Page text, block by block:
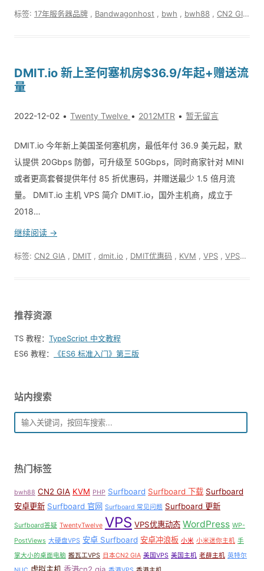
标签: 17年服务器品牌 Bandwagonhost bwh bwh88 CN2 GIA ,
DMIT.io 新上圣何塞机房$36.9/年起+赠送流
量
2022-12-02 Twenty Twelve 2012MTR 暂无留言
DMIT.io 今年新上美国圣何塞机房，最低年付 36.9 美元起，默
认提供 20Gbps 防御，可升级至 50Gbps，同时商家针对 MINI
或者更高套餐提供年付 85 折优惠码，并赠送最少 1.5 倍月流
量。 DMIT.io 主机 VPS 简介 DMIT.io，国外主机商，成立于
2018…
继续阅读 →
标签: CN2 GIA DMIT dmit.io DMIT优惠码 KVM VPS VPS优惠动态
推荐资源
TS 教程： TypeScript 中文教程
ES6 教程：
《ES6 标准入门》第三版
站内搜索
热门标签
bwh88 CN2 GIA KVM PHP Surfboard Surfboard 下载 Surfboard
安卓更新 Surfboard 官网 Surfboard 常见问题 Surfboard 更新
Surfboard答疑 TwentyTwelve VPS VPS优惠动态 WordPress WP-
PostViews 大硬盘VPS 安卓 Surfboard 安卓冲浪板 小米 小米迷你主机 手
掌大小的桌面电脑 搬瓦工VPS 日本CN2 GIA 美国VPS 美国主机 老薛主机 英特尔